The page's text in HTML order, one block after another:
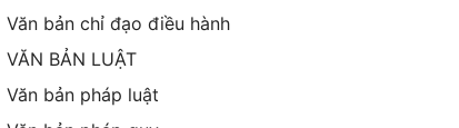
Văn bản chỉ đạo điều hành
VĂN BẢN LUẬT
Văn bản pháp luật